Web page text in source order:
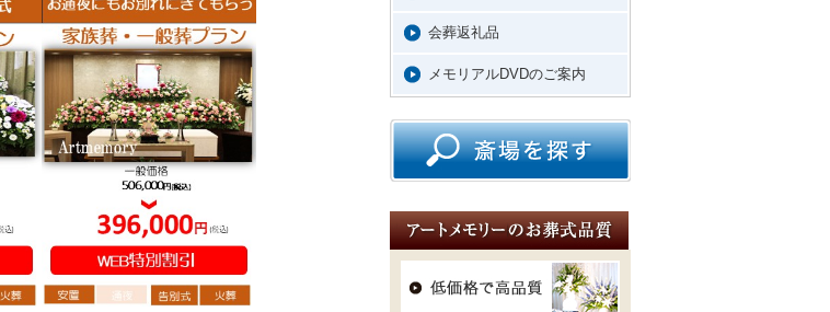
会葬返礼品
メモリアルDVDのご案内